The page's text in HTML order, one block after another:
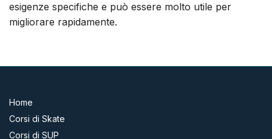
esigenze specifiche e può essere molto utile per
migliorare rapidamente.
Home
Corsi di Skate
Corsi di SUP